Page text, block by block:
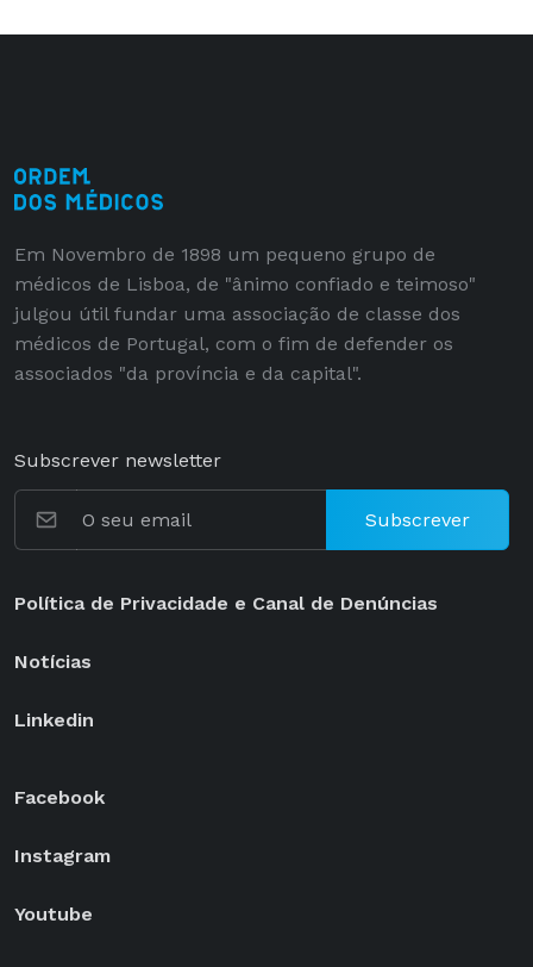
Em Novembro de 1898 um pequeno grupo de
médicos de Lisboa, de "ânimo confiado e teimoso"
julgou útil fundar uma associação de classe dos
médicos de Portugal, com o fim de defender os
associados "da província e da capital".
Subscrever newsletter
Subscrever
Política de Privacidade e Canal de Denúncias
Notícias
Linkedin
Facebook
Instagram
Youtube